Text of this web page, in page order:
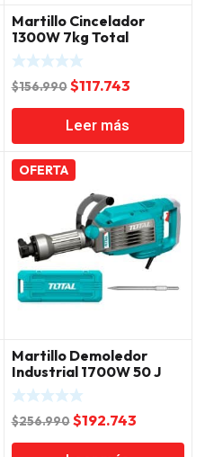
Martillo Cincelador
1300W 7kg Total
$156.990 El
precio
original
era:
$117.743El
precio
es:
Leer más
OFERTA
Martillo Demoledor
Industrial 1700W 50 J
Hex Total
$256.990 El
precio
$192.743El
precio